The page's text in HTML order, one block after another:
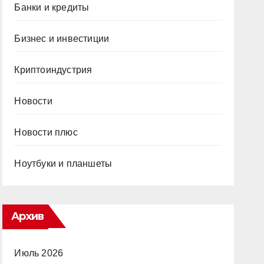
Банки и кредиты
Бизнес и инвестиции
Криптоиндустрия
Новости
Новости плюс
Ноутбуки и планшеты
Архив
Июль 2026